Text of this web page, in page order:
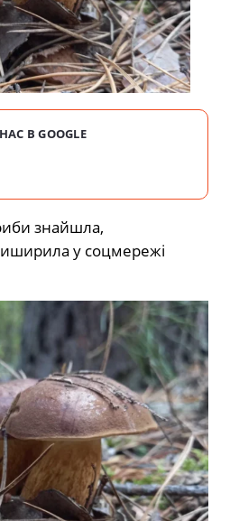
В GOOGLE
знайшла,
у соцмережі